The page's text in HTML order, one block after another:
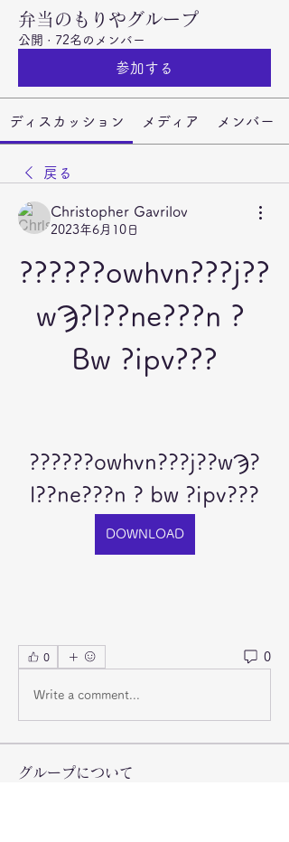
弁当のもりやグループ
公開 · 72名のメンバー
参加する
ディスカッション メディア メンバー
戻る
Christopher Gavrilov
2023年6月10日
??????owhvn???j??
wϠ?l??ne???n ?
Bw ?ipv???
??????owhvn???j??wϠ?
l??ne???n ? bw ?ipv???
DOWNLOAD
0 0
Write a comment...
グループについて